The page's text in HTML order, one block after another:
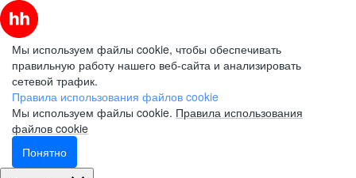
Мы используем файлы cookie, чтобы обеспечивать
правильную работу нашего веб-сайта и анализировать
сетевой трафик.
Правила использования файлов cookie
Мы используем файлы cookie. Правила использования
файлов cookie
Понятно